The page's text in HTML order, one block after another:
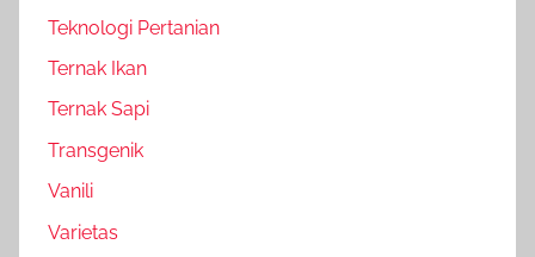
Teknologi Pertanian
Ternak Ikan
Ternak Sapi
Transgenik
Vanili
Varietas